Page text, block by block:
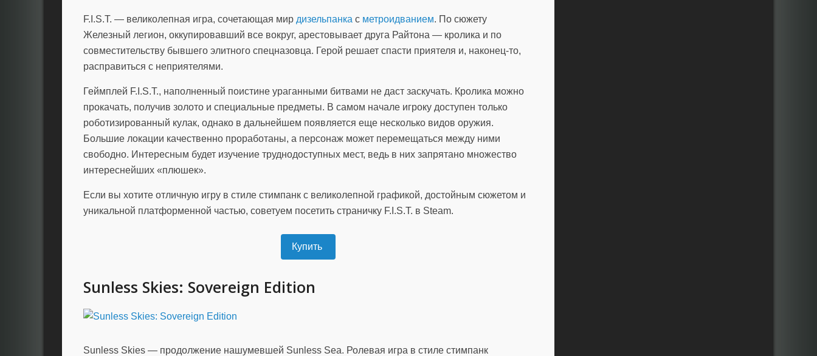
F.I.S.T. — великолепная игра, сочетающая мир дизельпанка с метроидванием. По сюжету
Железный легион, оккупировавший все вокруг, арестовывает друга Райтона — кролика и по
совместительству бывшего элитного спецназовца. Герой решает спасти приятеля и, наконец-то,
расправиться с неприятелями.
Геймплей F.I.S.T., наполненный поистине ураганными битвами не даст заскучать. Кролика можно
прокачать, получив золото и специальные предметы. В самом начале игроку доступен только
роботизированный кулак, однако в дальнейшем появляется еще несколько видов оружия.
Большие локации качественно проработаны, а персонаж может перемещаться между ними
свободно. Интересным будет изучение труднодоступных мест, ведь в них запрятано множество
интереснейших «плюшек».
Если вы хотите отличную игру в стиле стимпанк с великолепной графикой, достойным сюжетом и
уникальной платформенной частью, советуем посетить страничку F.I.S.T. в Steam.
Купить
Sunless Skies: Sovereign Edition
Sunless Skies — продолжение нашумевшей Sunless Sea. Ролевая игра в стиле стимпанк